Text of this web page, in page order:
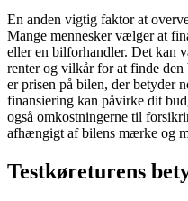
En anden vigtig faktor at
Mange mennesker vælger at
eller en bilforhandler. Det kan
renter og vilkår for at finde
er prisen på bilen, der betyder
finansiering kan påvirke dit
også omkostningerne til
afhængigt af bilens mærke og
Testkøreturens